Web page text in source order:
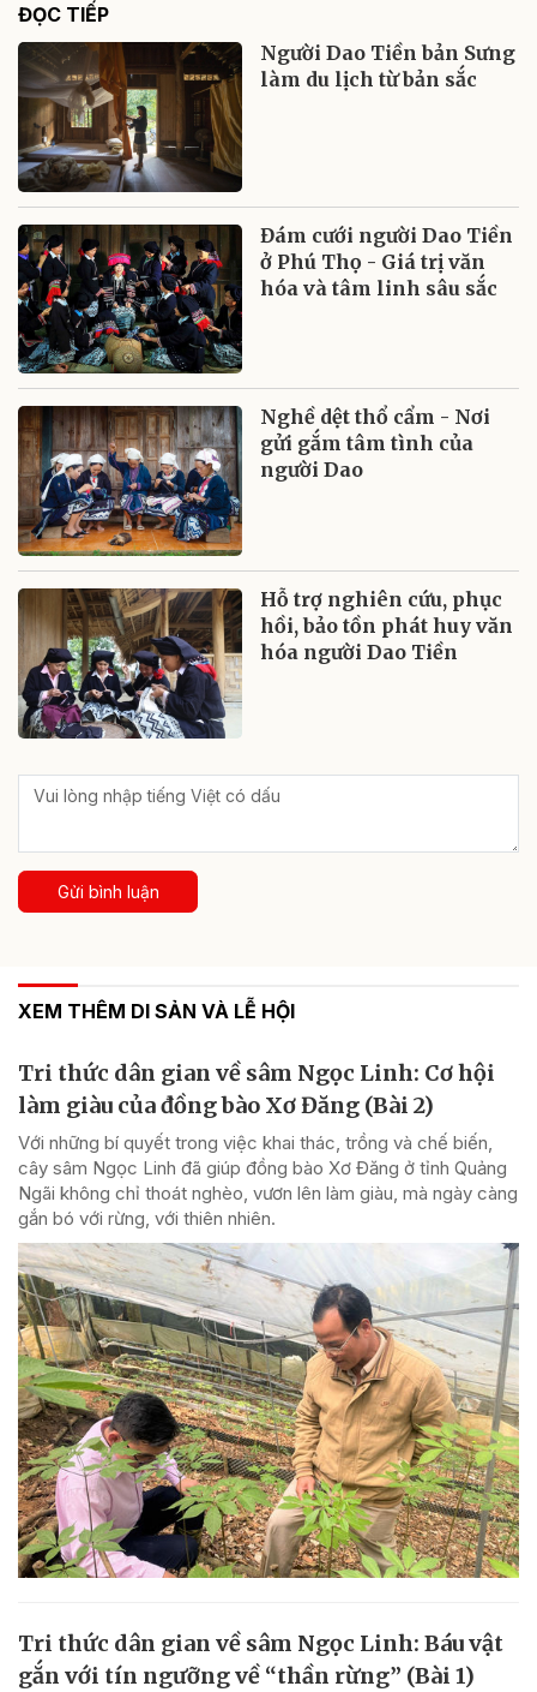
ĐỌC TIẾP
Người Dao Tiền bản Sưng
làm du lịch từ bản sắc
Đám cưới người Dao Tiền
ở Phú Thọ - Giá trị văn
hóa và tâm linh sâu sắc
Nghề dệt thổ cẩm - Nơi
gửi gắm tâm tình của
người Dao
Hỗ trợ nghiên cứu, phục
hồi, bảo tồn phát huy văn
hóa người Dao Tiền
Gửi bình luận
XEM THÊM DI SẢN VÀ LỄ HỘI
Tri thức dân gian về sâm Ngọc Linh: Cơ hội
làm giàu của đồng bào Xơ Đăng (Bài 2)
Với những bí quyết trong việc khai thác, trồng và chế biến,
cây sâm Ngọc Linh đã giúp đồng bào Xơ Đăng ở tỉnh Quảng
Ngãi không chỉ thoát nghèo, vươn lên làm giàu, mà ngày càng
gắn bó với rừng, với thiên nhiên.
Tri thức dân gian về sâm Ngọc Linh: Báu vật
gắn với tín ngưỡng về “thần rừng” (Bài 1)